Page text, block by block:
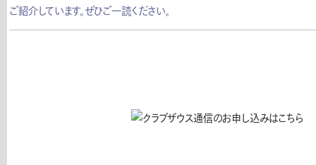
ご紹介しています。ぜひご一読ください。